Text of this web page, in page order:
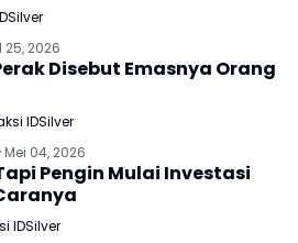
25, 2026
Disebut Emasnya Orang
IDSilver
Mei 04, 2026
Pengin Mulai Investasi
IDSilver